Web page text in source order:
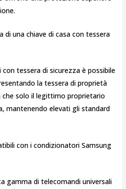
di una chiave di casa con tessera
con tessera di sicurezza è possibile
la tessera di proprietà
che solo il legittimo proprietario
mantenendo elevati gli standard
con i condizionatori Samsung
gamma di telecomandi universali